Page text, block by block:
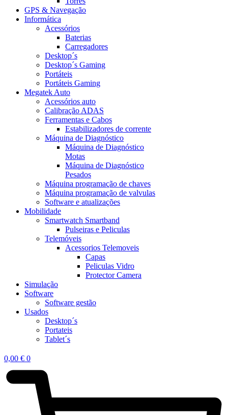
GPS & Navegação
Informática
Acessórios
Baterias
Carregadores
Desktop´s
Desktop´s Gaming
Portáteis
Portáteis Gaming
Megatek Auto
Acessórios auto
Calibração ADAS
Ferramentas e Cabos
Estabilizadores de corrente
Máquina de Diagnóstico
Máquina de Diagnóstico
Motas
Máquina de Diagnóstico
Pesados
Máquina programação de chaves
Máquina programação de valvulas
Software e atualizações
Mobilidade
Smartwatch Smartband
Pulseiras e Peliculas
Telemóveis
Acessorios Telemoveis
Capas
Peliculas Vidro
Protector Camera
Simulação
Software
Software gestão
Usados
Desktop´s
Portateis
Tablet´s
0,00 € 0